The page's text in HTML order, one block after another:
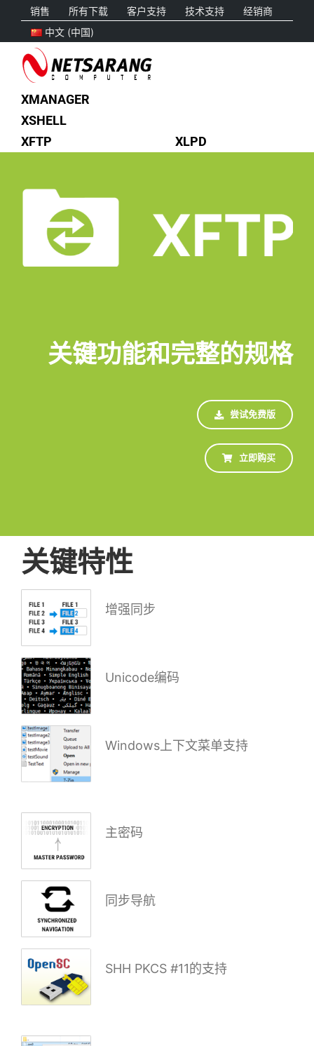
content
销售 所有下载 客户支持 技术支持
经销商
中文 (中国)
XMANAGER
XSHELL
XFTP
XLPD
关键功能和完整的规格
尝试免费版
立即购买
关键特性
增强同步
Unicode编码
Windows上下文菜单支持
主密码
同步导航
SHH PKCS #11的支持